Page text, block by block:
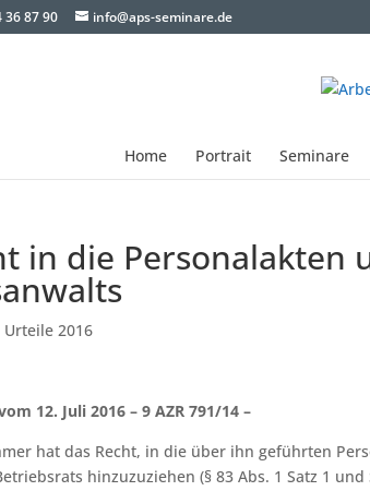
36 87 90 info@aps-seminare.de
Home Portrait Seminare
in die Personalakten
Urteile 2016
12. Juli 2016 – 9 AZR 791/14 –
hat das Recht, in die über ihn geführten
hinzuzuziehen (§ 83 Abs. 1 Satz 1